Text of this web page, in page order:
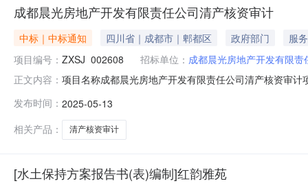
成都晨光房地产开发有限责任公司清产核资审计
中标｜中标通知 四川省｜成都市｜郫都区 政府部门
服务
项目编号： ZXSJ_002608 招标单位： 成都晨光房地产开发有限责
正文内容： 项目名称成都晨光房地产开发有限责任公司清产核资审
服务事项专项审计服务内容成都晨光房地产开发有限责
发布时间： 2025-05-13
相关产品：
清产核资审计
[水土保持方案报告书(表)编制]红韵雅苑